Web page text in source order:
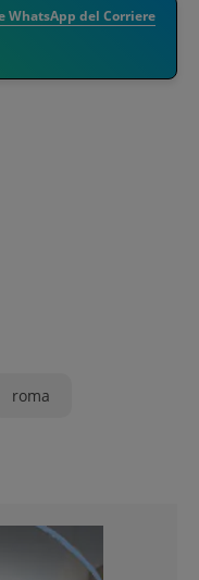
WhatsApp del Corriere
roma